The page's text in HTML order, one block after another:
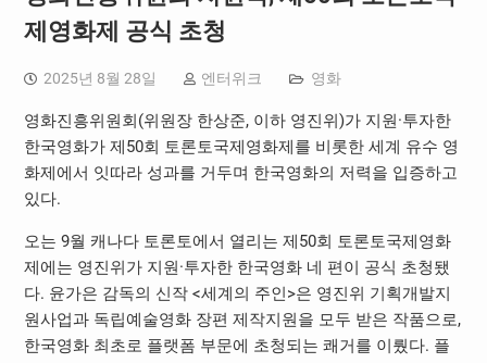
제영화제 공식 초청
2025년 8월 28일 엔터위크 영화
영화진흥위원회(위원장 한상준, 이하 영진위)가 지원·투자한
한국영화가 제50회 토론토국제영화제를 비롯한 세계 유수 영
화제에서 잇따라 성과를 거두며 한국영화의 저력을 입증하고
있다.
오는 9월 캐나다 토론토에서 열리는 제50회 토론토국제영화
제에는 영진위가 지원·투자한 한국영화 네 편이 공식 초청됐
다. 윤가은 감독의 신작 <세계의 주인>은 영진위 기획개발지
원사업과 독립예술영화 장편 제작지원을 모두 받은 작품으로,
한국영화 최초로 플랫폼 부문에 초청되는 쾌거를 이뤘다. 플